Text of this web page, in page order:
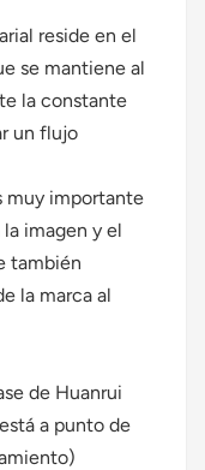
reside en el
se mantiene al
la constante
un flujo
muy importante
imagen y el
también
la marca al
de Huanrui
a punto de